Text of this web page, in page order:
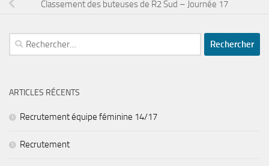
Classement des buteuses de R2 Sud – Journée 17
Rechercher :
ARTICLES RÉCENTS
Recrutement équipe féminine 14/17
Recrutement